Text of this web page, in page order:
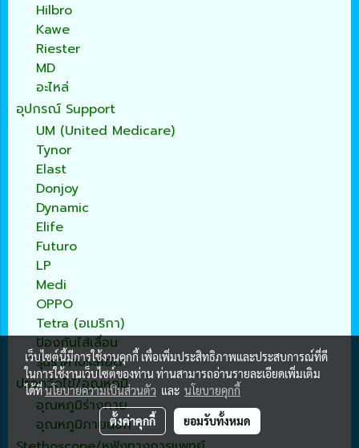
Hilbro
Kawe
Riester
MD
อะไหล่
อุปกรณ์ Support
UM (United Medicare)
Tynor
Elast
Donjoy
Dynamic
Elife
Futuro
LP
Medi
OPPO
Tetra (อเมริกา)
ป้องกันไส้เลื่อน
รุ่นราคาประหยัด
ปรอทวัดไข้/อุณหภูมิ
อุณหภูมิร่างกาย
อุณหภูมิภายนอก
เว็บไซต์นี้มีการใช้งานคุกกี้ เพื่อเพิ่มประสิทธิภาพและประสบการณ์ที่ดี
ในการใช้งานเว็บไซต์ของท่าน ท่านสามารถอ่านรายละเอียดเพิ่มเติม
ได้ที่นโยบายความเป็นส่วนตัว และ นโยบายคุกกี้
ตั้งค่าคุกกี้ ยอมรับทั้งหมด